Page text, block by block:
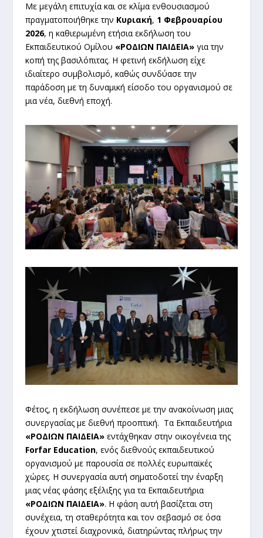
Με μεγάλη επιτυχία και σε κλίμα ενθουσιασμού
πραγματοποιήθηκε την Κυριακή, 1 Φεβρουαρίου
2026, η καθιερωμένη ετήσια εκδήλωση του
Εκπαιδευτικού Ομίλου «ΡΟΔΙΩΝ ΠΑΙΔΕΙΑ»για την
κοπή της βασιλόπιτας. Η φετινή εκδήλωση είχε
ιδιαίτερο συμβολισμό, καθώς συνδύασε την
παράδοση με τη δυναμική είσοδο του οργανισμού σε
μια νέα, διεθνή εποχή.
Φέτος, η εκδήλωση συνέπεσε με την ανακοίνωση μιας
συνεργασίας με διεθνή προοπτική. Τα Εκπαιδευτήρια
«ΡΟΔΙΩΝ ΠΑΙΔΕΙΑ»εντάχθηκαν στην οικογένεια της
Forfar Education, ενός διεθνούς εκπαιδευτικού
οργανισμού με παρουσία σε πολλές ευρωπαϊκές
χώρες. Η συνεργασία αυτή σηματοδοτεί την έναρξη
μιας νέας φάσης εξέλιξης για τα Εκπαιδευτήρια
«ΡΟΔΙΩΝ ΠΑΙΔΕΙΑ». Η φάση αυτή βασίζεται στη
συνέχεια, τη σταθερότητα και τον σεβασμό σε όσα
έχουν χτιστεί διαχρονικά, διατηρώντας πλήρως την